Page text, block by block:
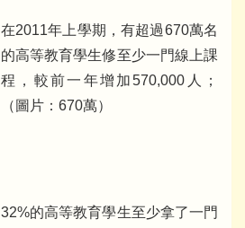
在2011年上學期，有超過670萬名
的高等教育學生修至少一門線上課
程，較前一年增加570,000人；
（圖片：670萬）
32%的高等教育學生至少拿了一門